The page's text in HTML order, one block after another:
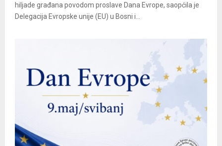
hiljade građana povodom proslave Dana Evrope, saopćila je
Delegacija Evropske unije (EU) u Bosni i...